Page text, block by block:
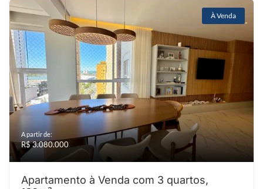
À Venda
A partir de:
R$ 3.080.000
Apartamento à Venda com 3 quartos,